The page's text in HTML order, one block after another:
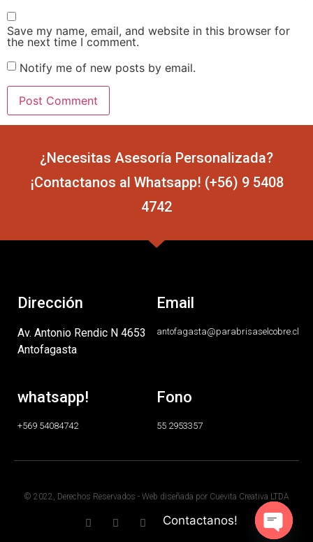
Save my name, email, and website in this browser for
the next time I comment.
Notify me of new posts by email.
¿Necesitas Asesoría Personalizada?
¡Contactanos al Whatsapp! (+56) 9 5408
4742
Dirección
Av. Antonio Rendic N 4653
Antofagasta
Email
antofagasta@parabrisaselcobre.cl
whatsapp!
+569 54084742
Fono
55 2953357
© 2022, Derechos Reservados - Web diseñada por Cuevita Creativa LTDA
Contactanos!